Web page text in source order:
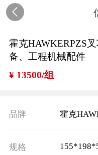
霍克HAWKERPZS
备、工程机械配件
¥ 13500/组
品牌 霍克
规格